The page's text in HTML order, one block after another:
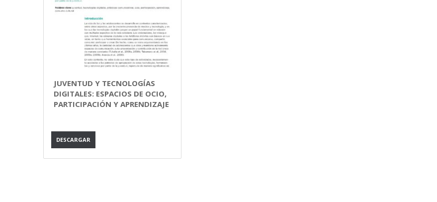
JUVENTUD Y TECNOLOGÍAS
DIGITALES: ESPACIOS DE OCIO,
PARTICIPACIÓN Y APRENDIZAJE
DESCARGAR